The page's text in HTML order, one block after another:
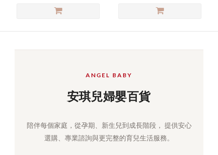
ANGEL BABY
安琪兒婦嬰百貨
陪伴每個家庭，從孕期、新生兒到成長階段， 提供安心
選購、專業諮詢與更完整的育兒生活服務。